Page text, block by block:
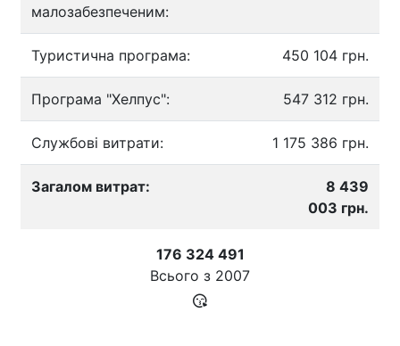
малозабезпеченим:
Туристична програма: 450 104 грн.
Програма "Хелпус": 547 312 грн.
Службові витрати: 1 175 386 грн.
Загалом витрат:
8 439
003 грн.
176 324 491
Всього з 2007